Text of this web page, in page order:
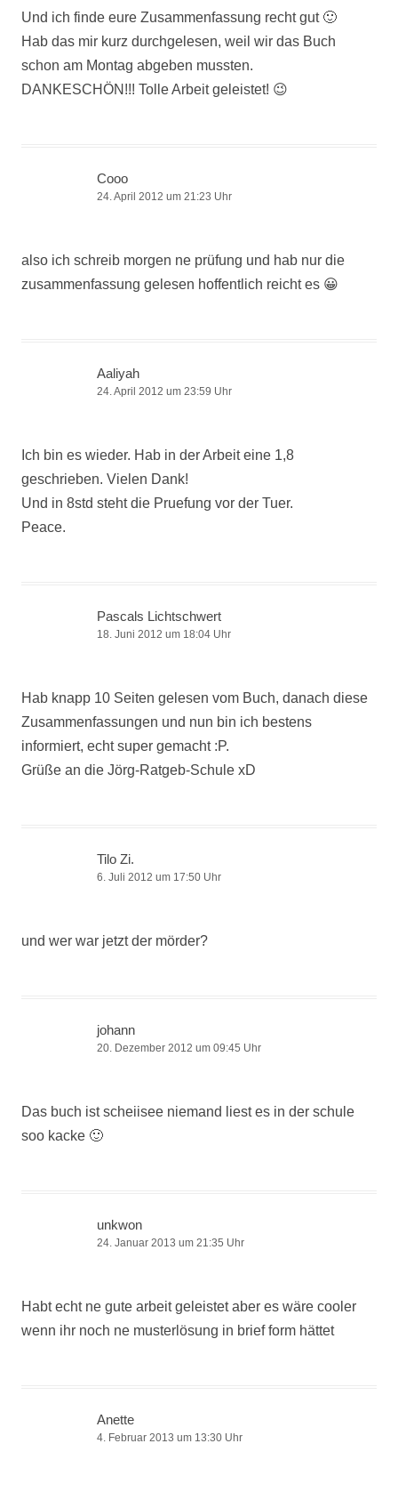
Und ich finde eure Zusammenfassung recht gut 🙂
Hab das mir kurz durchgelesen, weil wir das Buch
schon am Montag abgeben mussten.
DANKESCHÖN!!! Tolle Arbeit geleistet! 😉
Cooo
24. April 2012 um 21:23 Uhr
also ich schreib morgen ne prüfung und hab nur die
zusammenfassung gelesen hoffentlich reicht es 😀
Aaliyah
24. April 2012 um 23:59 Uhr
Ich bin es wieder. Hab in der Arbeit eine 1,8
geschrieben. Vielen Dank!
Und in 8std steht die Pruefung vor der Tuer.
Peace.
Pascals Lichtschwert
18. Juni 2012 um 18:04 Uhr
Hab knapp 10 Seiten gelesen vom Buch, danach diese
Zusammenfassungen und nun bin ich bestens
informiert, echt super gemacht :P.
Grüße an die Jörg-Ratgeb-Schule xD
Tilo Zi.
6. Juli 2012 um 17:50 Uhr
und wer war jetzt der mörder?
johann
20. Dezember 2012 um 09:45 Uhr
Das buch ist scheiisee niemand liest es in der schule
soo kacke 🙂
unkwon
24. Januar 2013 um 21:35 Uhr
Habt echt ne gute arbeit geleistet aber es wäre cooler
wenn ihr noch ne musterlösung in brief form hättet
Anette
4. Februar 2013 um 13:30 Uhr